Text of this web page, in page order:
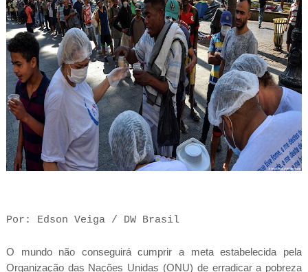
Por: Edson Veiga / DW Brasil
O mundo não conseguirá cumprir a meta estabelecida pela
Organização das Nações Unidas (ONU) de erradicar a pobreza